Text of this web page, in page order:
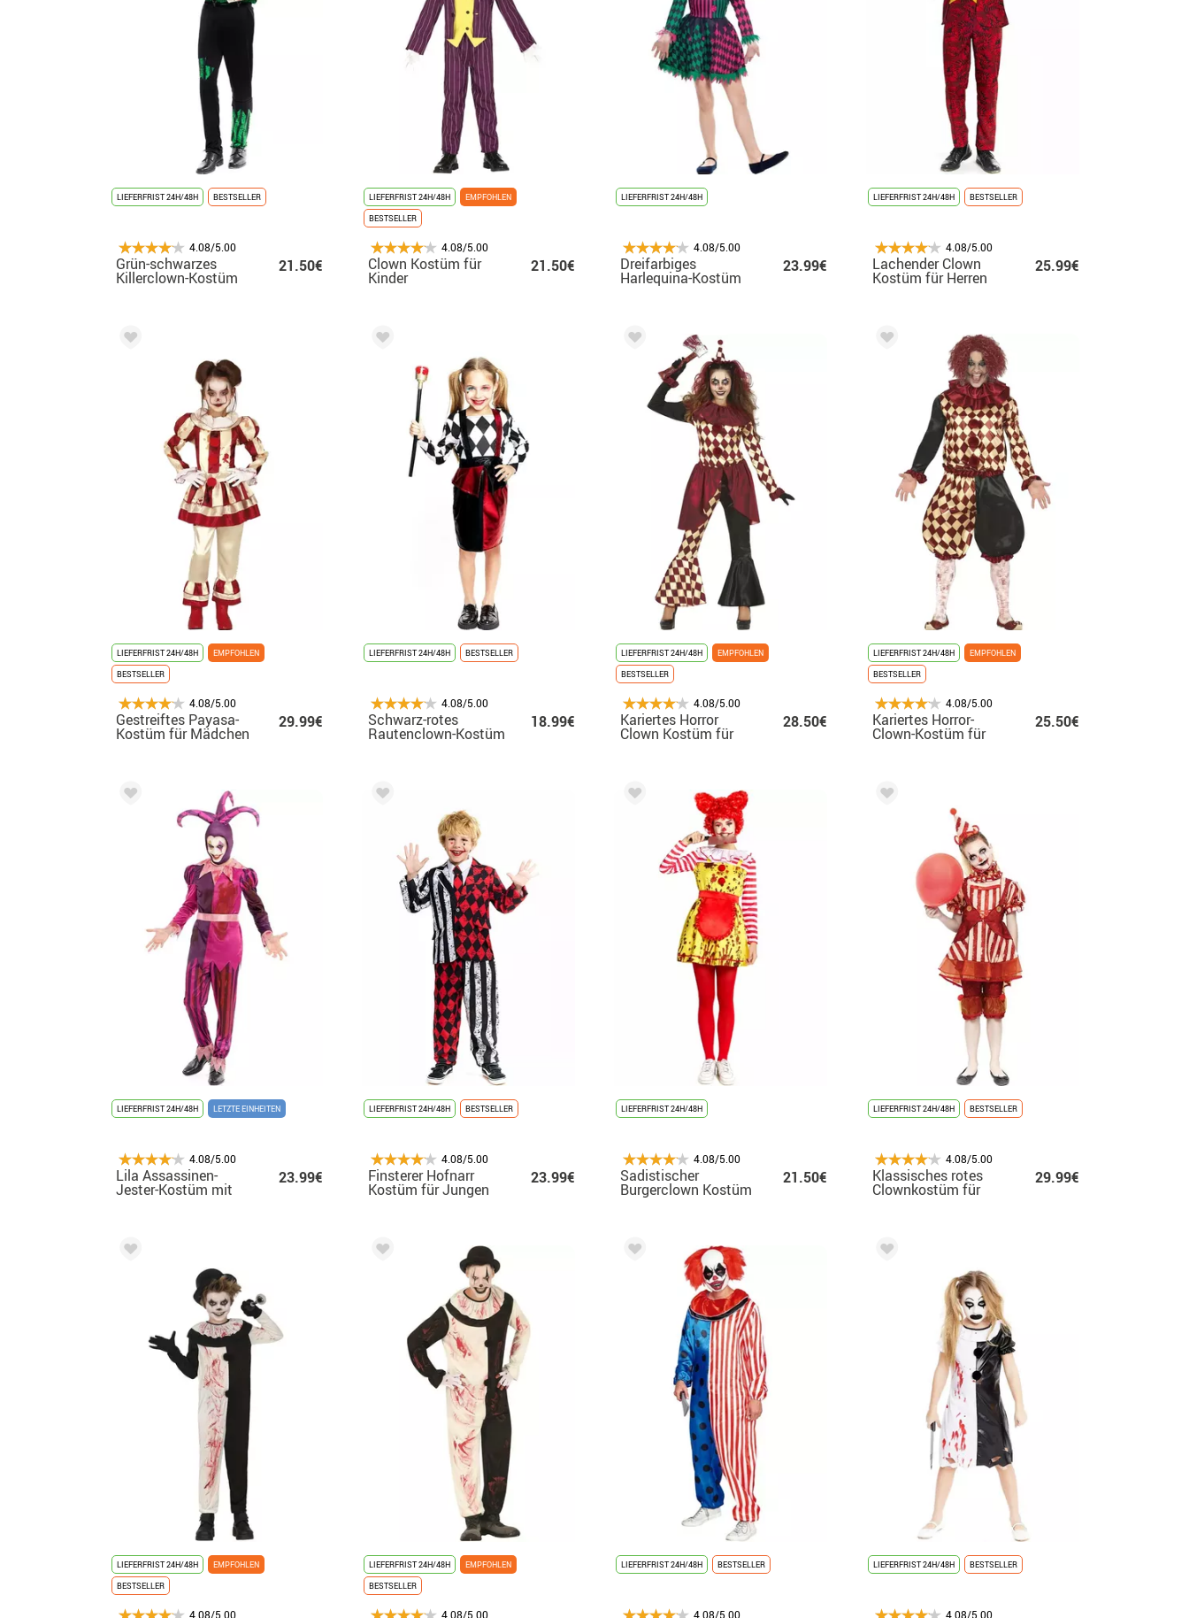
LIEFERFRIST 24H/48H BESTSELLER
4.08/5.00
Grün-schwarzes
Killerclown-Kostüm
21.50€
LIEFERFRIST 24H/48H
EMPFOHLEN
BESTSELLER
4.08/5.00
Clown Kostüm für
Kinder
21.50€
LIEFERFRIST 24H/48H
4.08/5.00
Dreifarbiges
Harlequina-Kostüm
für Mädchen
23.99€
LIEFERFRIST 24H/48H BESTSELLER
4.08/5.00
Lachender Clown
Kostüm für Herren
25.99€
LIEFERFRIST 24H/48H
EMPFOHLEN
BESTSELLER
4.08/5.00
Gestreiftes Payasa-
Kostüm für Mädchen
29.99€
LIEFERFRIST 24H/48H BESTSELLER
4.08/5.00
Schwarz-rotes
Rautenclown-Kostüm
18.99€
LIEFERFRIST 24H/48H
EMPFOHLEN
BESTSELLER
4.08/5.00
Kariertes Horror
Clown Kostüm für
28.50€
LIEFERFRIST 24H/48H
EMPFOHLEN
BESTSELLER
4.08/5.00
Kariertes Horror-
Clown-Kostüm für
25.50€
LIEFERFRIST 24H/48H LETZTE EINHEITEN
4.08/5.00
Lila Assassinen-
Jester-Kostüm mit
23.99€
LIEFERFRIST 24H/48H BESTSELLER
4.08/5.00
Finsterer Hofnarr
Kostüm für Jungen
mit Streifen und
23.99€
LIEFERFRIST 24H/48H
4.08/5.00
Sadistischer
Burgerclown Kostüm
für Damen
21.50€
LIEFERFRIST 24H/48H BESTSELLER
4.08/5.00
Klassisches rotes
Clownkostüm für
29.99€
LIEFERFRIST 24H/48H
EMPFOHLEN
BESTSELLER
4.08/5.00
LIEFERFRIST 24H/48H
EMPFOHLEN
BESTSELLER
4.08/5.00
LIEFERFRIST 24H/48H BESTSELLER
4.08/5.00
LIEFERFRIST 24H/48H BESTSELLER
4.08/5.00